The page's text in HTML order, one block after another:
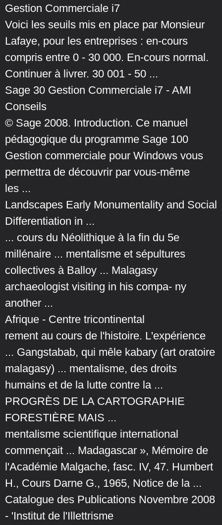
Gestion Commerciale i7
Voici les seuils mis en place par Monsieur
Lafaye, pour les entreprises : en-cours
compris entre 0 - 30 000. En-cours normal.
Continuer à livrer. 30 001 - 50 ...
Sage 30 Gestion Commerciale i7 - AMI
Conseils
© Sage 2008. Introduction. Ce manuel
pédagogique du programme Sage 100
Gestion commerciale pour Windows vous
permettra de découvrir par vous-même
les ...
Landscapes Early Monumentality and Social
Differentiation in ...
... cours du Néolithique à la fin du 5e
millénaire ... mentalisme et sépultures
collectives à Balloy ... Malagasy
archaeologist visiting in his compa- ny
another ...
Afrique - Centre tricontinental
rement au cours de l'histoire. L'expérience
... Gangstabab, qui mêle kabary (art oratoire
malagasy) ... mentalisme, des droits
humains et de la lutte contre la ...
PROGRÈS DE LA CARTOGRAPHIE
FORESTIÈRE MAIS ...
mentalisme scientifique international
commençait ... Madagascar », Mémoire de
l'Académie Malgache, fasc. IV, 47. Humbert
H., Cours Darne G., 1965, Notice de la ...
Catalogue des Publications Novembre 2008
- 'Institut de l'Illettrisme